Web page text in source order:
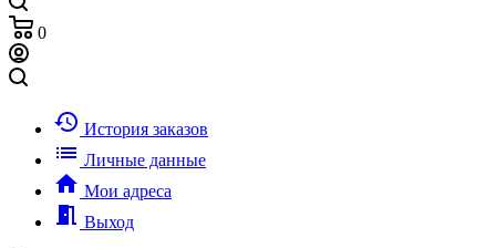
0
history История заказов
list Личные данные
home Мои адреса
meeting_room Выход